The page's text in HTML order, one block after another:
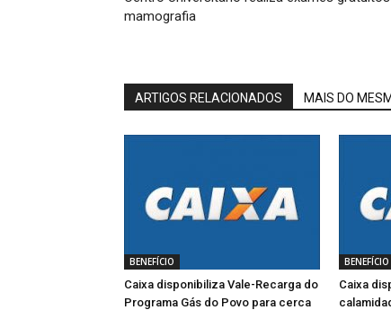
mamografia
ARTIGOS RELACIONADOS MAIS DO
BENEFÍCIO
Caixa disponibiliza Vale-Recarga do
Programa Gás do Povo para cerca
BENEFÍCIO
Caixa